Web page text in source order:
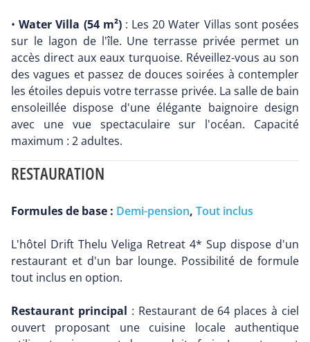
•Water Villa (54 m²): Les 20 Water Villas sont posées
sur le lagon de l'île. Une terrasse privée permet un
accès direct aux eaux turquoise. Réveillez-vous au son
des vagues et passez de douces soirées à contempler
les étoiles depuis votre terrasse privée. La salle de bain
ensoleillée dispose d'une élégante baignoire design
avec une vue spectaculaire sur l'océan. Capacité
maximum : 2 adultes.
RESTAURATION
Formules de base : Demi-pension, Tout inclus
L'hôtel Drift Thelu Veliga Retreat 4* Sup dispose d'un
restaurant et d'un bar lounge. Possibilité de formule
tout inclus en option.
Restaurant principal : Restaurant de 64 places à ciel
ouvert proposant une cuisine locale authentique